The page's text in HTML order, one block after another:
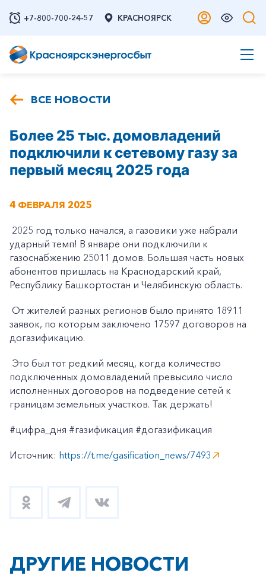
+7-800-700-24-57 КРАСНОЯРСК
ВСЕ НОВОСТИ
Более 25 тыс. домовладений
подключили к сетевому газу за
первый месяц 2025 года
4 ФЕВРАЛЯ 2025
2025 год только начался, а газовики уже набрали
ударный темп! В январе они подключили к
газоснабжению 25011 домов. Большая часть новых
абонентов пришлась на Краснодарский край,
Республику Башкортостан и Челябинскую область.
От жителей разных регионов было принято 18911
заявок, по которым заключено 17597 договоров на
догазификацию.
Это был тот редкий месяц, когда количество
подключенных домовладений превысило число
исполненных договоров на подведение сетей к
границам земельных участков. Так держать!
#цифра_дня #газификация #догазификация
Источник: https://t.me/gasification_news/7493
ДРУГИЕ НОВОСТИ